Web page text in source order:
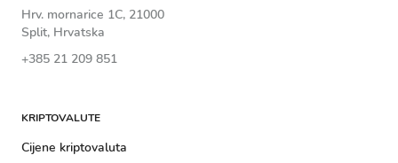
Hrv. mornarice 1C, 21000
Split, Hrvatska
+385 21 209 851
KRIPTOVALUTE
Cijene kriptovaluta